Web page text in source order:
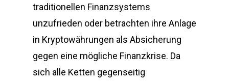
traditionellen Finanzsystems
unzufrieden oder betrachten ihre Anlage
in Kryptowährungen als Absicherung
gegen eine mögliche Finanzkrise. Da
sich alle Ketten gegenseitig